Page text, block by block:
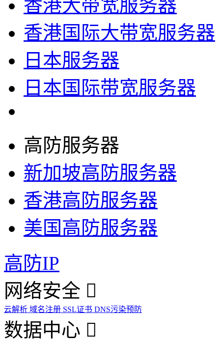
香港大带宽服务器
香港国际大带宽服务器
日本服务器
日本国际带宽服务器
高防服务器
新加坡高防服务器
香港高防服务器
美国高防服务器
高防IP
网络安全
云解析 域名注册 SSL证书 DNS污染预防
数据中心